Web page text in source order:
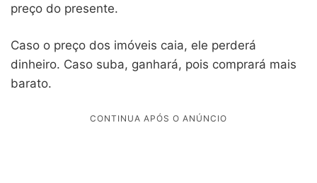
preço do presente.
Caso o preço dos imóveis caia, ele perderá
dinheiro. Caso suba, ganhará, pois comprará mais
barato.